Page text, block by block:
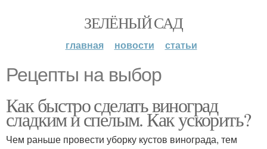
ЗЕЛЁНЫЙ САД
главная новости статьи
Рецепты на выбор
Как быстро сделать виноград
сладким и спелым. Как ускорить?
Чем раньше провести уборку кустов винограда, тем